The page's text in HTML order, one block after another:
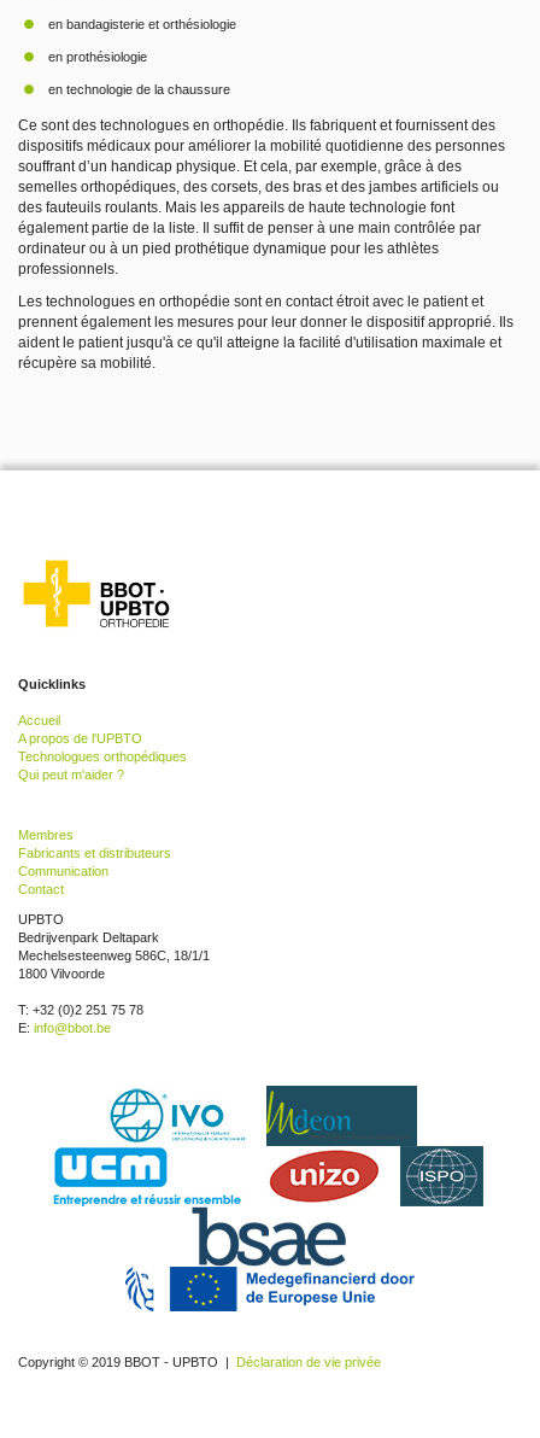
en bandagisterie et orthésiologie
en prothésiologie
en technologie de la chaussure
Ce sont des technologues en orthopédie. Ils fabriquent et fournissent des
dispositifs médicaux pour améliorer la mobilité quotidienne des personnes
souffrant d’un handicap physique. Et cela, par exemple, grâce à des
semelles orthopédiques, des corsets, des bras et des jambes artificiels ou
des fauteuils roulants. Mais les appareils de haute technologie font
également partie de la liste. Il suffit de penser à une main contrôlée par
ordinateur ou à un pied prothétique dynamique pour les athlètes
professionnels.
Les technologues en orthopédie sont en contact étroit avec le patient et
prennent également les mesures pour leur donner le dispositif approprié. Ils
aident le patient jusqu'à ce qu'il atteigne la facilité d'utilisation maximale et
récupère sa mobilité.
Quicklinks
Accueil
A propos de l'UPBTO
Technologues orthopédiques
Qui peut m'aider ?
Membres
Fabricants et distributeurs
Communication
Contact
UPBTO
Bedrijvenpark Deltapark
Mechelsesteenweg 586C, 18/1/1
1800 Vilvoorde
T: +32 (0)2 251 75 78
E: info@bbot.be
Copyright © 2019 BBOT - UPBTO | Déclaration de vie privée